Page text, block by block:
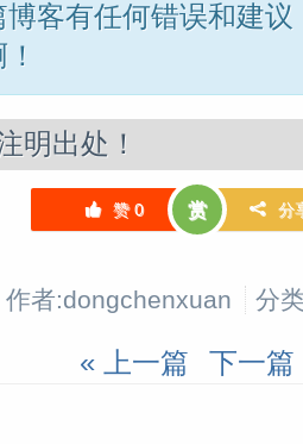
客有任何错误和建
明出处！
赞0 赏 分
作者:dongchenxuan 分
« 上一篇 下一篇